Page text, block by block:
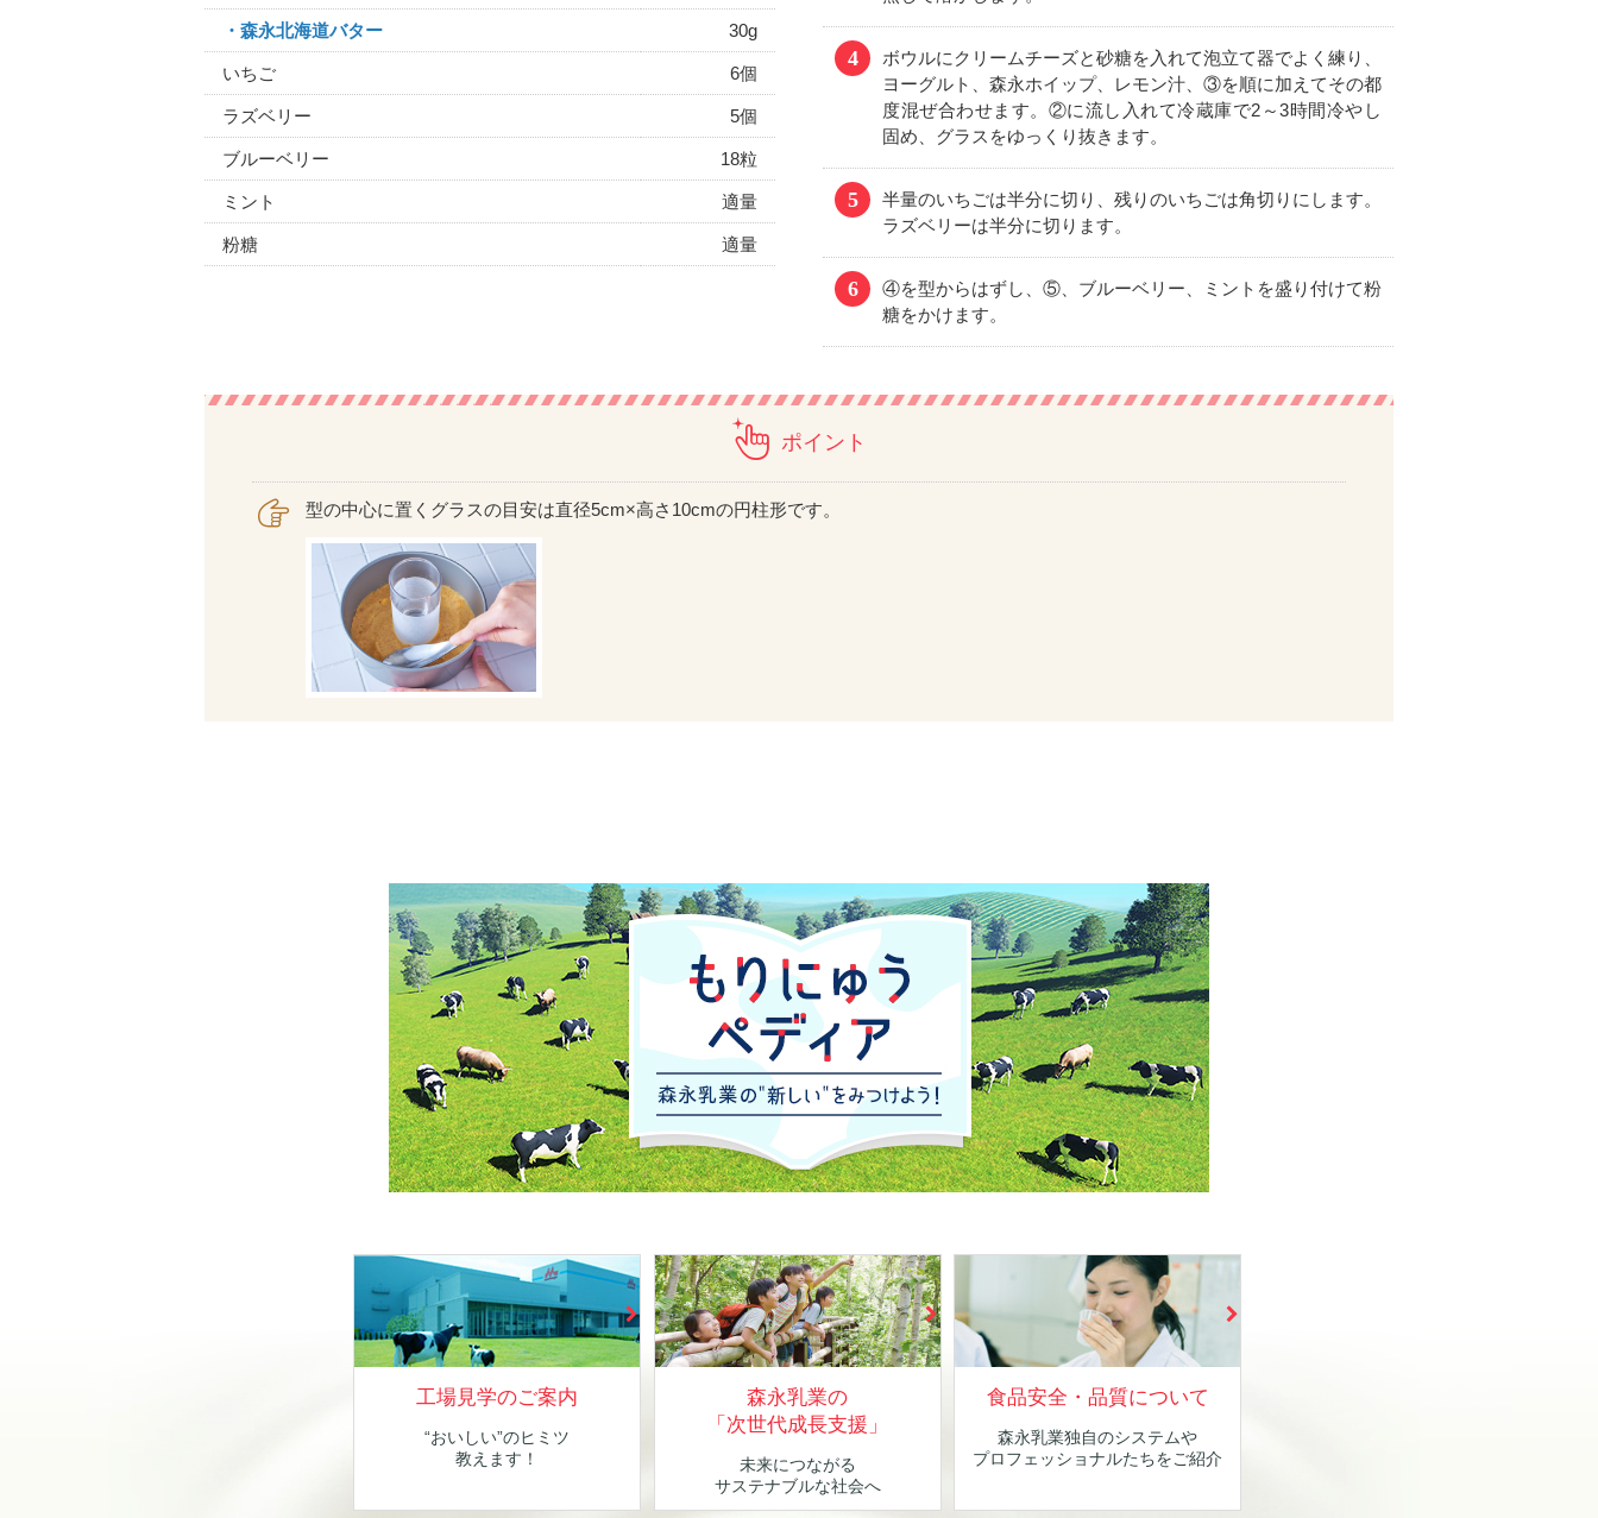
・森永北海道バター 30g
いちご 6個
ラズベリー 5個
ブルーベリー 18粒
ミント 適量
粉糖 適量
4
ボウルにクリームチーズと砂糖を入れて泡立て器でよく練り、
ヨーグルト、森永ホイップ、レモン汁、③を順に加えてその都
度混ぜ合わせます。②に流し入れて冷蔵庫で2～3時間冷やし
固め、グラスをゆっくり抜きます。
5
半量のいちごは半分に切り、残りのいちごは角切りにします。
ラズベリーは半分に切ります。
6
④を型からはずし、⑤、ブルーベリー、ミントを盛り付けて粉
糖をかけます。
ポイント
型の中心に置くグラスの目安は直径5cm×高さ10cmの円柱形です。
工場見学のご案内
“おいしい”のヒミツ
教えます！
森永乳業の
「次世代成長支援」
未来につながる
サステナブルな社会へ
食品安全・品質について
森永乳業独自のシステムや
プロフェッショナルたちをご紹介